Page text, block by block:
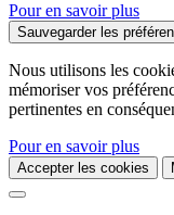
Pour en savoir plus
Sauvegarder les
Nous utilisons les
mémoriser vos
pertinentes en
Pour en savoir plus
Accepter les cookies